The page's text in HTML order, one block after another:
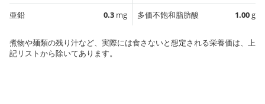
亜鉛
0.3 mg
多価不飽和脂肪酸
1.00g
煮物や麺類の残り汁など、実際には食さないと想定される栄養価は、上
記リストから除いてあります。